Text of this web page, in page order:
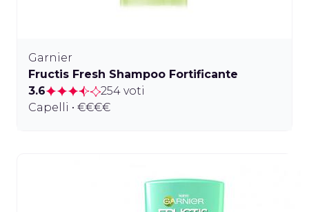
Garnier
Fructis Fresh Shampoo Fortificante
3.6
254 voti
Capelli • €€€€